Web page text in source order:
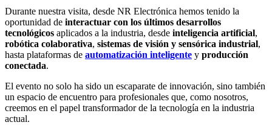
Durante nuestra visita, desde NR Electrónica hemos tenido la
oportunidad de interactuar con los últimos desarrollos
tecnológicos aplicados a la industria, desde inteligencia artificial,
robótica colaborativa, sistemas de visión y sensórica industrial,
hasta plataformas de automatización inteligente y producción
conectada.
El evento no solo ha sido un escaparate de innovación, sino también
un espacio de encuentro para profesionales que, como nosotros,
creemos en el papel transformador de la tecnología en la industria
actual.